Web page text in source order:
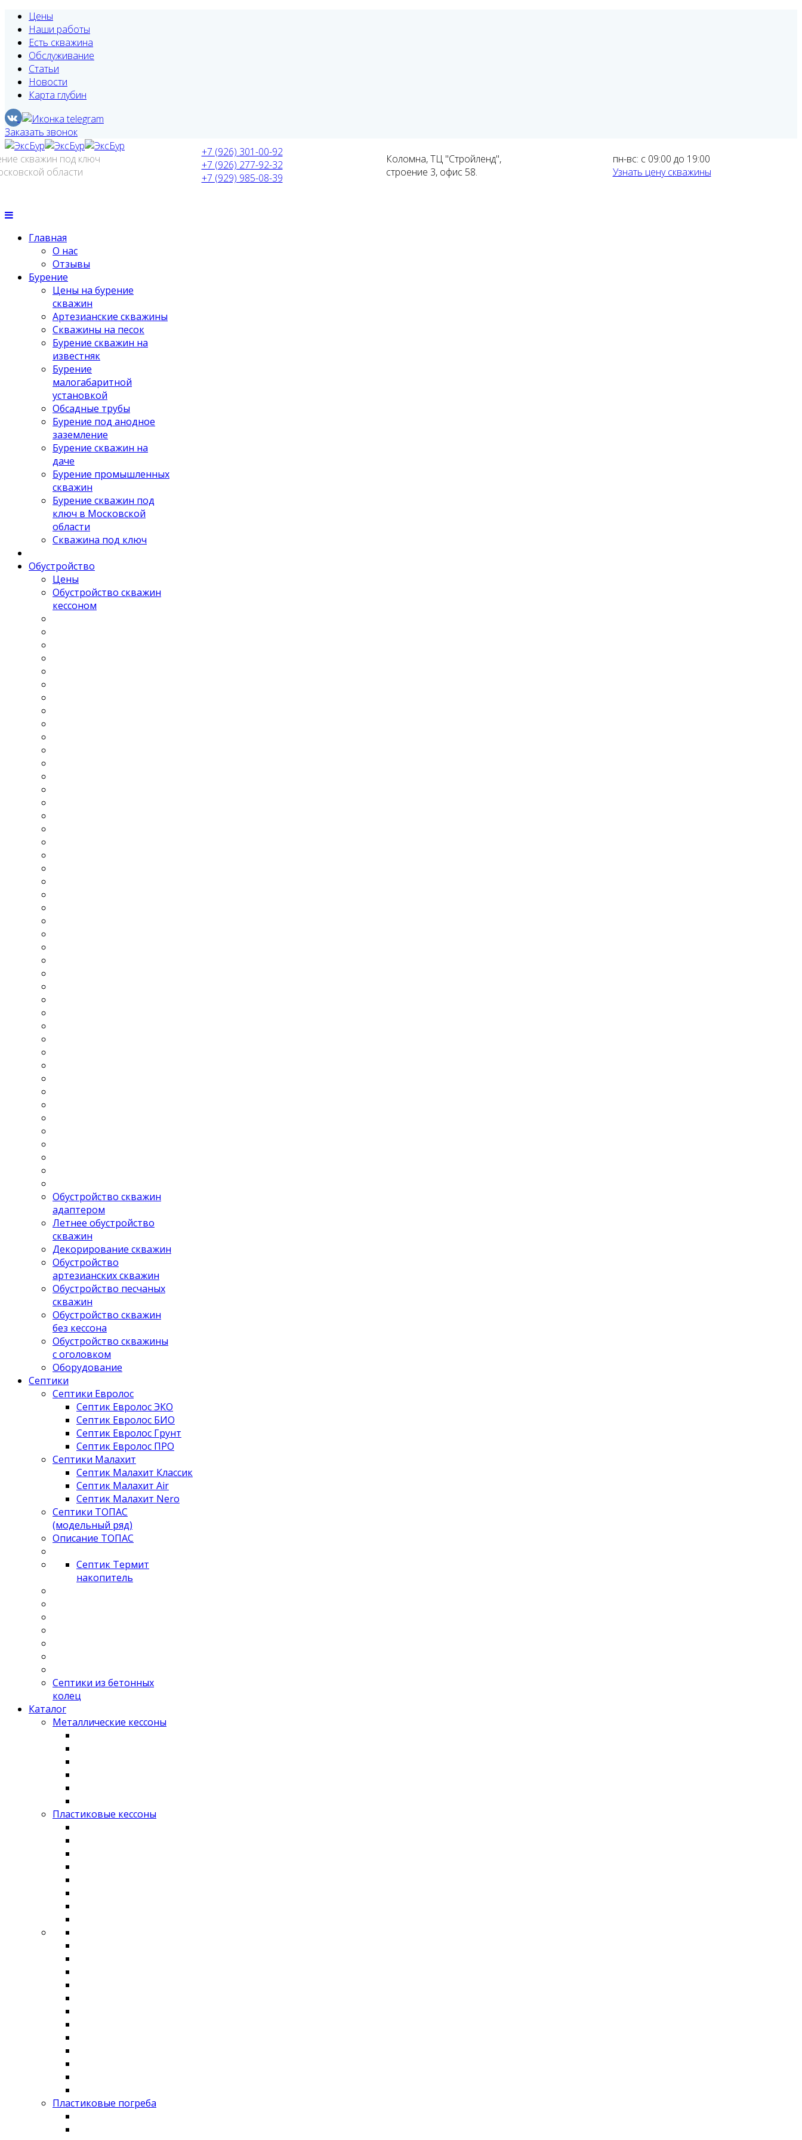
Цены
Наши работы
Есть скважина
Обслуживание
Статьи
Новости
Карта глубин
Заказать звонок
скважин под ключ
области
+7 (926) 301-00-92
+7 (926) 277-92-32
+7 (929) 985-08-39
Коломна, ТЦ "Стройленд",
строение 3, офис 58.
пн-вс: с 09:00 до 19:00
Узнать цену скважины
Главная
О нас
Отзывы
Бурение
Цены на бурение
скважин
Артезианские скважины
Скважины на песок
Бурение скважин на
известняк
Бурение
малогабаритной
установкой
Обсадные трубы
Бурение под анодное
заземление
Бурение скважин на
даче
Бурение промышленных
скважин
Бурение скважин под
ключ в Московской
области
Скважина под ключ
Обустройство
Цены
Обустройство скважин
кессоном
Обустройство скважин
адаптером
Летнее обустройство
скважин
Декорирование скважин
Обустройство
артезианских скважин
Обустройство песчаных
скважин
Обустройство скважин
без кессона
Обустройство скважины
с оголовком
Оборудование
Септики
Септики Евролос
Септик Евролос ЭКО
Септик Евролос БИО
Септик Евролос Грунт
Септик Евролос ПРО
Септики Малахит
Септик Малахит Классик
Септик Малахит Air
Септик Малахит Nero
Септики ТОПАС
(модельный ряд)
Описание ТОПАС
Септик Термит
накопитель
Септики из бетонных
колец
Каталог
Металлические кессоны
Пластиковые кессоны
Пластиковые погреба